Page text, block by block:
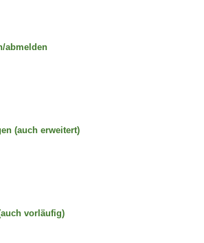
abmelden
(auch erweitert)
vorläufig)